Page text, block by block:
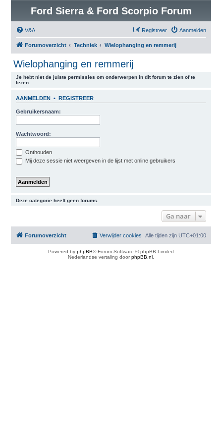
Ford Sierra & Ford Scorpio Forum
V&A Aanmelden
Registreer
Forumoverzicht Techniek Wielophanging en remmerij
Wielophanging en remmerij
Je hebt niet de juiste permissies om onderwerpen in dit forum te zien of te
lezen.
AANMELDEN • REGISTREER
Gebruikersnaam:
Wachtwoord:
Onthouden
Mij deze sessie niet weergeven in de lijst met online gebruikers
Deze categorie heeft geen forums.
Ga naar
Forumoverzicht Alle tijden zijn UTC+01:00
Verwijder cookies
Powered by phpBB® Forum Software © phpBB Limited
Nederlandse vertaling doorphpBB.nl